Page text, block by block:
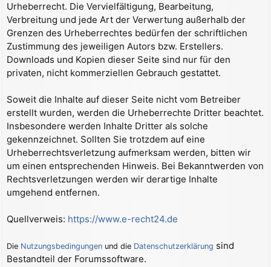
Urheberrecht. Die Vervielfältigung, Bearbeitung,
Verbreitung und jede Art der Verwertung außerhalb der
Grenzen des Urheberrechtes bedürfen der schriftlichen
Zustimmung des jeweiligen Autors bzw. Erstellers.
Downloads und Kopien dieser Seite sind nur für den
privaten, nicht kommerziellen Gebrauch gestattet.
Soweit die Inhalte auf dieser Seite nicht vom Betreiber
erstellt wurden, werden die Urheberrechte Dritter beachtet.
Insbesondere werden Inhalte Dritter als solche
gekennzeichnet. Sollten Sie trotzdem auf eine
Urheberrechtsverletzung aufmerksam werden, bitten wir
um einen entsprechenden Hinweis. Bei Bekanntwerden von
Rechtsverletzungen werden wir derartige Inhalte
umgehend entfernen.
Quellverweis: https://www.e-recht24.de
Die Nutzungsbedingungen und die Datenschutzerklärung sind
Bestandteil der Forumssoftware.